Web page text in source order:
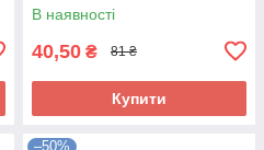
В наявності
40,50 ₴ 81 ₴
Купити
–50%